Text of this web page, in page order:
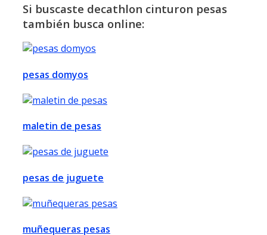
Si buscaste decathlon cinturon pesas
también busca online:
pesas domyos
maletin de pesas
pesas de juguete
muñequeras pesas